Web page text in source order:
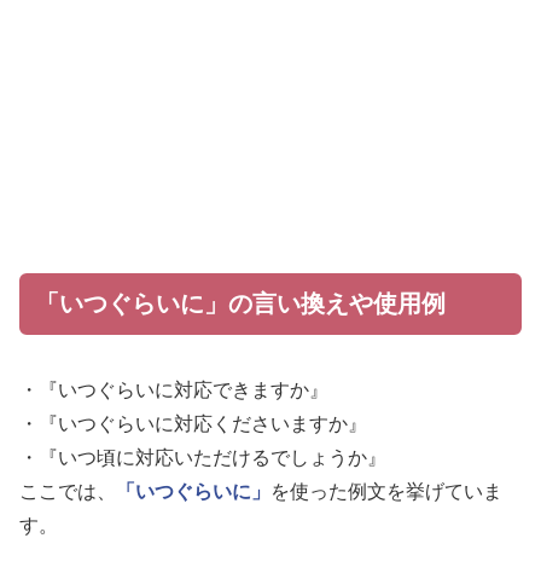
「いつぐらいに」の言い換えや使用例
・『いつぐらいに対応できますか』
・『いつぐらいに対応くださいますか』
・『いつ頃に対応いただけるでしょうか』
ここでは、
「いつぐらいに」
を使った例文を挙げていま
す。